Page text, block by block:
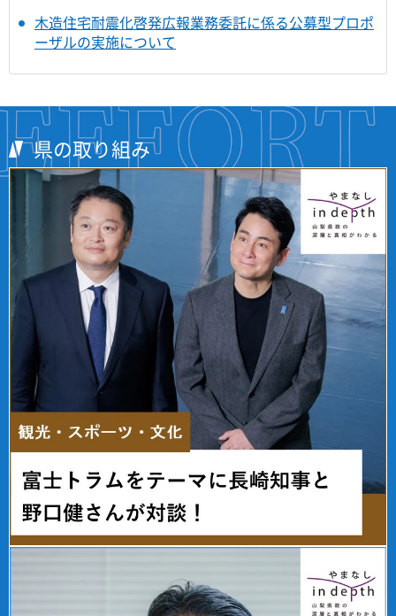
木造住宅耐震化啓発広報業務委託に係る公募型プロポ
ーザルの実施について
県の取り組み